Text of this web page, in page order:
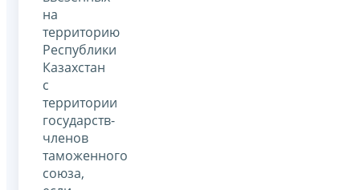
на
территорию
Республики
Казахстан
с
территории
государств-
членов
таможенного
союза,